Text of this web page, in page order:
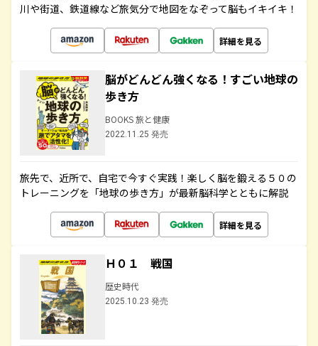
川や街道、鉄道線など旅気分で地図をなぞって脳もイキイキ！
詳細を見る
脳がどんどん強くなる！すごい地球の
歩き方
BOOKS 旅と健康
2022.11.25 発売
旅先で、近所で、自宅で今すぐ実践！楽しく脳を鍛える５０の
トレーニングを「地球の歩き方」が最新脳科学とともに解説
詳細を見る
Ｈ０１ 戦国
歴史時代
2025.10.23 発売